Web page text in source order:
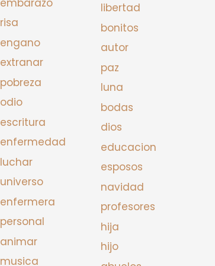
risa
engano
extranar
pobreza
odio
escritura
enfermedad
luchar
universo
enfermera
personal
animar
musica
libertad
bonitos
autor
paz
luna
bodas
dios
educacion
esposos
navidad
profesores
hija
hijo